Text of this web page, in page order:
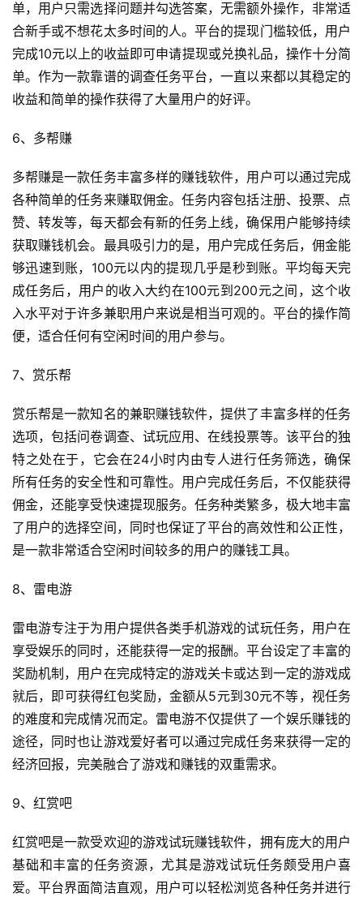
单，用户只需选择问题并勾选答案，无需额外操作，非常适
合新手或不想花太多时间的人。平台的提现门槛较低，用户
完成10元以上的收益即可申请提现或兑换礼品，操作十分简
单。作为一款靠谱的调查任务平台，一直以来都以其稳定的
收益和简单的操作获得了大量用户的好评。
6、多帮赚
多帮赚是一款任务丰富多样的赚钱软件，用户可以通过完成
各种简单的任务来赚取佣金。任务内容包括注册、投票、点
赞、转发等，每天都会有新的任务上线，确保用户能够持续
获取赚钱机会。最具吸引力的是，用户完成任务后，佣金能
够迅速到账，100元以内的提现几乎是秒到账。平均每天完
成任务后，用户的收入大约在100元到200元之间，这个收
入水平对于许多兼职用户来说是相当可观的。平台的操作简
便，适合任何有空闲时间的用户参与。
7、赏乐帮
赏乐帮是一款知名的兼职赚钱软件，提供了丰富多样的任务
选项，包括问卷调查、试玩应用、在线投票等。该平台的独
特之处在于，它会在24小时内由专人进行任务筛选，确保
所有任务的安全性和可靠性。用户完成任务后，不仅能获得
佣金，还能享受快速提现服务。任务种类繁多，极大地丰富
了用户的选择空间，同时也保证了平台的高效性和公正性，
是一款非常适合空闲时间较多的用户的赚钱工具。
8、雷电游
雷电游专注于为用户提供各类手机游戏的试玩任务，用户在
享受娱乐的同时，还能获得一定的报酬。平台设定了丰富的
奖励机制，用户在完成特定的游戏关卡或达到一定的游戏成
就后，即可获得红包奖励，金额从5元到30元不等，视任务
的难度和完成情况而定。雷电游不仅提供了一个娱乐赚钱的
途径，同时也让游戏爱好者可以通过完成任务来获得一定的
经济回报，完美融合了游戏和赚钱的双重需求。
9、红赏吧
红赏吧是一款受欢迎的游戏试玩赚钱软件，拥有庞大的用户
基础和丰富的任务资源，尤其是游戏试玩任务颇受用户喜
爱。平台界面简洁直观，用户可以轻松浏览各种任务并进行